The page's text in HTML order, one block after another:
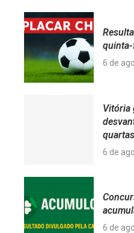
6 de
Vitória
6 de
6 de